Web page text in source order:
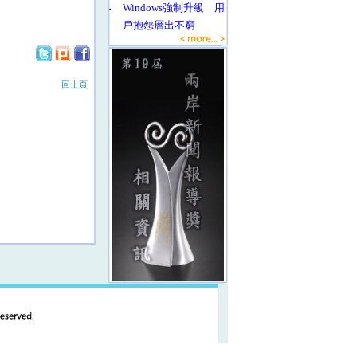
回上頁
‧
Windows強制升級 用
戶抱怨層出不窮